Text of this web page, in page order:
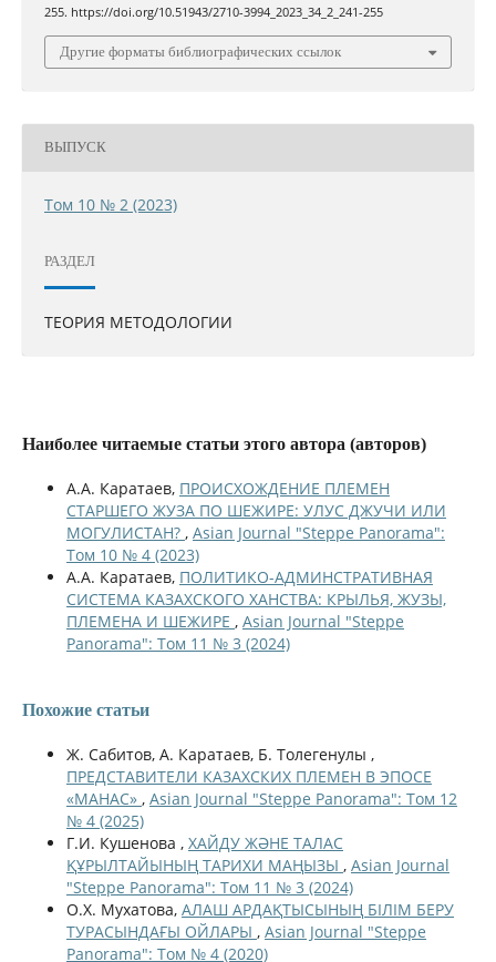
255. https://doi.org/10.51943/2710-3994_2023_34_2_241-255
Другие форматы библиографических ссылок
ВЫПУСК
Том 10 № 2 (2023)
РАЗДЕЛ
ТЕОРИЯ МЕТОДОЛОГИИ
Наиболее читаемые статьи этого автора (авторов)
А.А. Каратаев, ПРОИСХОЖДЕНИЕ ПЛЕМЕН
СТАРШЕГО ЖУЗА ПО ШЕЖИРЕ: УЛУС ДЖУЧИ ИЛИ
МОГУЛИСТАН? , Asian Journal "Steppe Panorama":
Том 10 № 4 (2023)
А.А. Каратаев, ПОЛИТИКО-АДМИНСТРАТИВНАЯ
СИСТЕМА КАЗАХСКОГО ХАНСТВА: КРЫЛЬЯ, ЖУЗЫ,
ПЛЕМЕНА И ШЕЖИРЕ , Asian Journal "Steppe
Panorama": Том 11 № 3 (2024)
Похожие статьи
Ж. Сабитов, А. Каратаев, Б. Толегенулы ,
ПРЕДСТАВИТЕЛИ КАЗАХСКИХ ПЛЕМЕН В ЭПОСЕ
«МАНАС» , Asian Journal "Steppe Panorama": Том 12
№ 4 (2025)
Г.И. Кушенова , ХАЙДУ ЖӘНЕ ТАЛАС
ҚҰРЫЛТАЙЫНЫҢ ТАРИХИ МАҢЫЗЫ , Asian Journal
"Steppe Panorama": Том 11 № 3 (2024)
О.Х. Мухатова, АЛАШ АРДАҚТЫСЫНЫҢ БІЛІМ БЕРУ
ТУРАСЫНДАҒЫ ОЙЛАРЫ , Asian Journal "Steppe
Panorama": Том № 4 (2020)